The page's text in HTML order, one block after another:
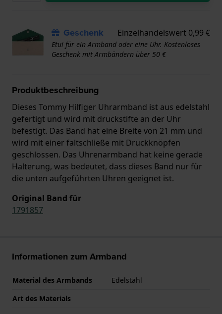
Geschenk Einzelhandelswert 0,99 €
Etui für ein Armband oder eine Uhr. Kostenloses
Geschenk mit Armbändern über 50 €
Produktbeschreibung
Dieses Tommy Hilfiger Uhrarmband ist aus edelstahl
gefertigt und wird mit druckstifte an der Uhr
befestigt. Das Band hat eine Breite von 21 mm und
wird mit einer faltschließe mit Druckknöpfen
geschlossen. Das Uhrenarmband hat keine gerade
Halterung, was bedeutet, dass dieses Band nur für
die unten aufgeführten Uhren geeignet ist.
Original Band für
1791857
Informationen zum Armband
Material des Armbands
Edelstahl
Art des Materials